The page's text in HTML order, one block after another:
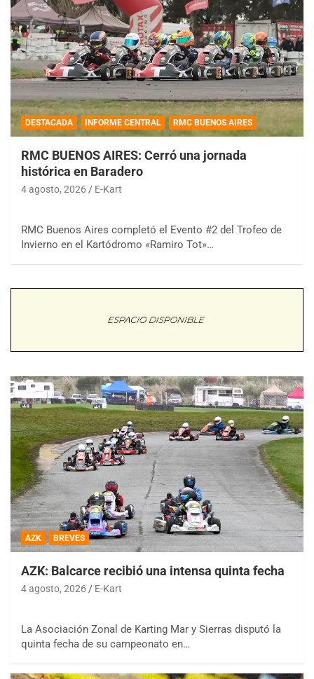
DESTACADA INFORME CENTRAL RMC BUENOS AIRES
RMC BUENOS AIRES: Cerró una jornada
histórica en Baradero
4 agosto, 2026 E-Kart
RMC Buenos Aires completó el Evento #2 del Trofeo de
Invierno en el Kartódromo «Ramiro Tot»…
AZK BREVES
AZK: Balcarce recibió una intensa quinta fecha
4 agosto, 2026 E-Kart
La Asociación Zonal de Karting Mar y Sierras disputó la
quinta fecha de su campeonato en…